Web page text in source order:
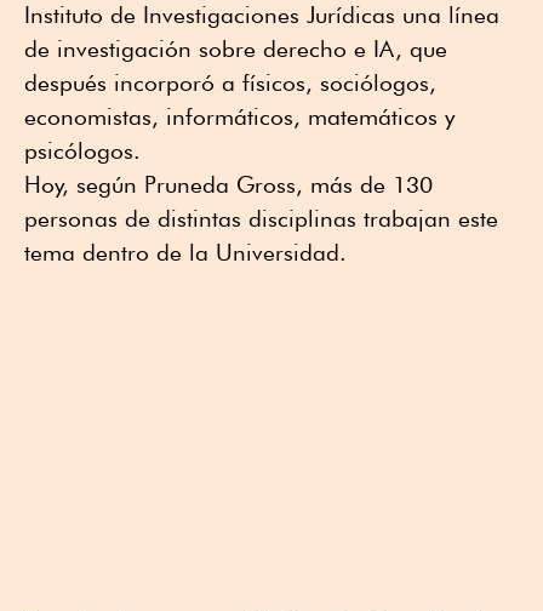
Instituto de Investigaciones Jurídicas una línea
de investigación sobre derecho e IA, que
después incorporó a físicos, sociólogos,
economistas, informáticos, matemáticos y
psicólogos.
Hoy, según Pruneda Gross, más de 130
personas de distintas disciplinas trabajan este
tema dentro de la Universidad.